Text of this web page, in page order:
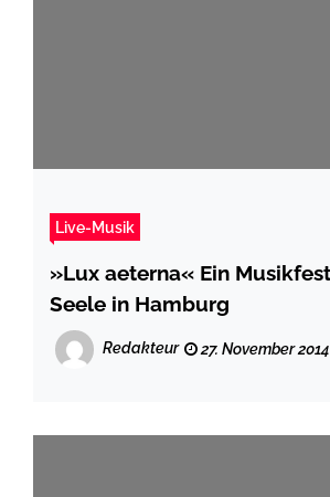
Live-Musik
»Lux aeterna« Ein Musikfest für die
Seele in Hamburg
Redakteur 27. November 2014